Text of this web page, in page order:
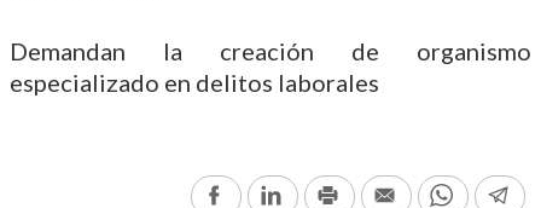
Demandan la creación de organismo
especializado en delitos laborales
FacebookLinkedInPrint Email